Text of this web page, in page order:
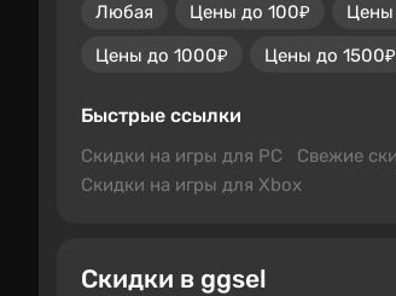
Любая Цены до 100₽
Цены до 1000₽
Цены до 1500₽
Быстрые ссылки
Скидки на игры для PC Свежие
Скидки на игры для Xbox
Скидки в ggsel